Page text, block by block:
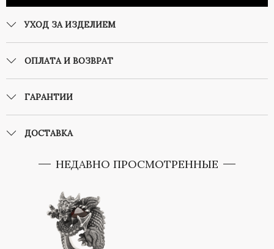
УХОД ЗА ИЗДЕЛИЕМ
ОПЛАТА И ВОЗВРАТ
ГАРАНТИИ
ДОСТАВКА
НЕДАВНО ПРОСМОТРЕННЫЕ